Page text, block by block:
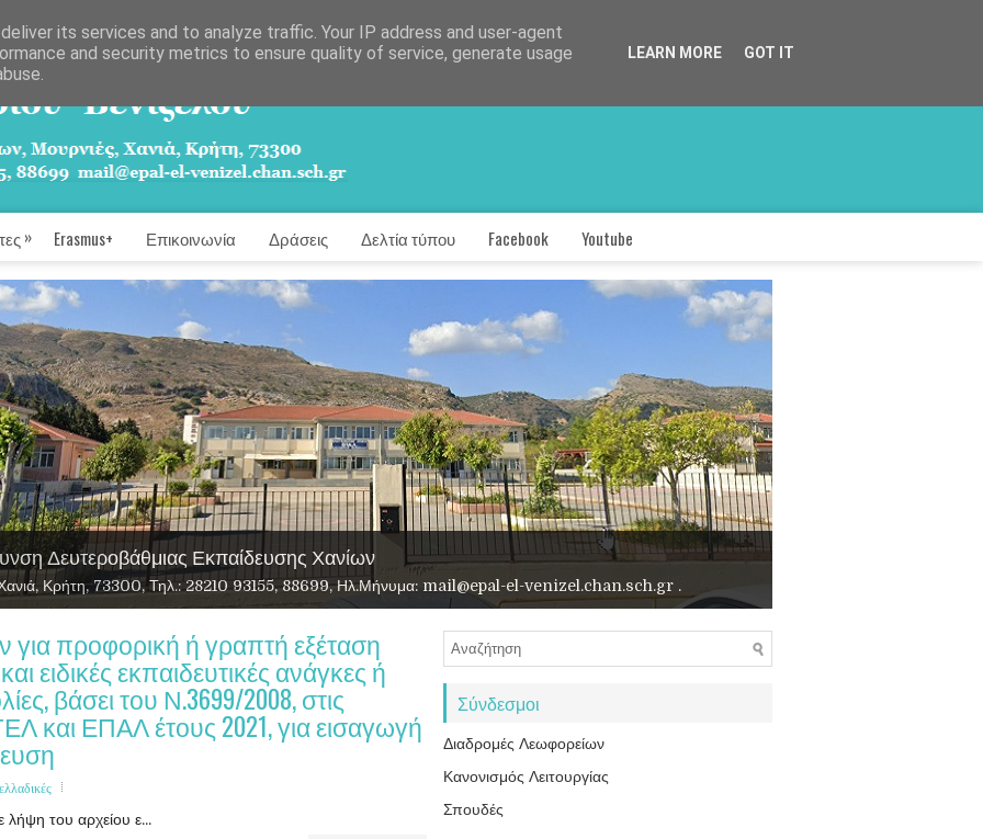
» Erasmus+ Επικοινωνία Δράσεις Δελτία τύπου Facebook Youtube
Δευτεροβάθμιας Εκπαίδευσης Χανίων
Περιβάλλοντος
για προφορική ή γραπτή εξέταση
ειδικές εκπαιδευτικές ανάγκες ή
βάσει του Ν.3699/2008, στις
και ΕΠΑΛ έτους 2021, για εισαγωγή
λήψη του αρχείου ε...
Σύνδεσμοι
Διαδρομές Λεωφορείων
Κανονισμός Λειτουργίας
Σπουδές
its services and to analyze traffic. Your IP address and user-agent
and security metrics to ensure quality of service, generate usage
LEARN MORE GOT IT